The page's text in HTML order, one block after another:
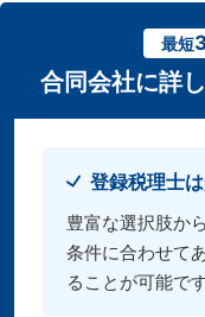
最短
合同会社に詳
登録税理士は
豊富な選択肢か
条件に合わせて
ることが可能です